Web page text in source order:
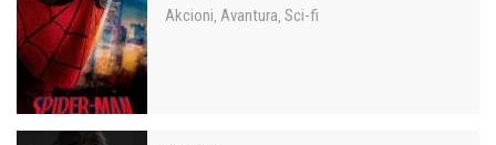
Akcioni, Avantura, Sci-fi